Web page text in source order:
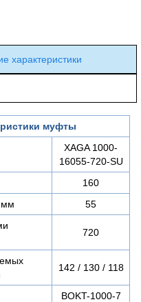
характеристики
муфты
XAGA 1000-
16055-720-SU
160
мм
55
720
142 / 130 / 118
BOKT-1000-7